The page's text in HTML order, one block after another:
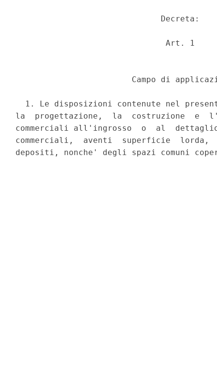
                              Decreta:
                               Art. 1
Campo di
1. Le disposizioni contenute nel
la  progettazione,  la  costruzione  e
commerciali all'ingrosso  o  al
commerciali,  aventi  superficie  lorda,